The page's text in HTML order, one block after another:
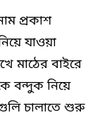
প্রকাশ
যাওয়া
মাঠের বাইরে
বন্দুক নিয়ে
চালাতে শুরু